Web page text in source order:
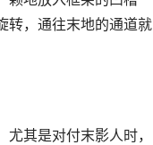
转，通往末地的通道就
其是对付末影人时，